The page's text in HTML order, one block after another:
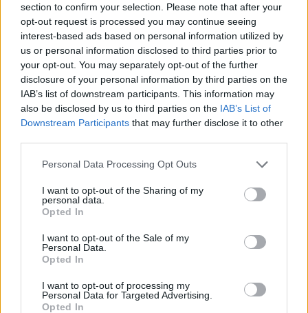
section to confirm your selection. Please note that after your
opt-out request is processed you may continue seeing
interest-based ads based on personal information utilized by
us or personal information disclosed to third parties prior to
your opt-out. You may separately opt-out of the further
disclosure of your personal information by third parties on the
IAB’s list of downstream participants. This information may
also be disclosed by us to third parties on the IAB’s List of
Downstream Participants that may further disclose it to other
Personal Data Processing Opt Outs
I want to opt-out of the Sharing of my
personal data.
Opted In
I want to opt-out of the Sale of my
Personal Data.
Opted In
I want to opt-out of processing my
Personal Data for Targeted Advertising.
Opted In
V pěti zemích Amazonie zatkli stovky lidí kvůli
environmentální kriminalitě
5.8.2026 10:34 | BOGOTÁ (ČTK)
Policisté v pěti zemích ležících
v Amazonii pozatýkali stovky
lidí a zabavili dřevo, minerály i
zvířata v hodnotě přes 280
milionů dolarů (kolem 5,9
miliard korun) při jednom z největších koordinovaných zásahů
proti environmentální kriminalitě v největším deštném pralese
světa. Napsala to agentura AP, podle níž se do operace nazvané
Potok Bylanka v Pardubicích vyschl. Městský obvod
chce, aby Povodí Labe vyčistilo koryto
5.8.2026 10:26 | PARDUBICE (ČTK)
Diskuse: 1
průtoků a suchého počasí
vyschl. Městský obvod VI chce